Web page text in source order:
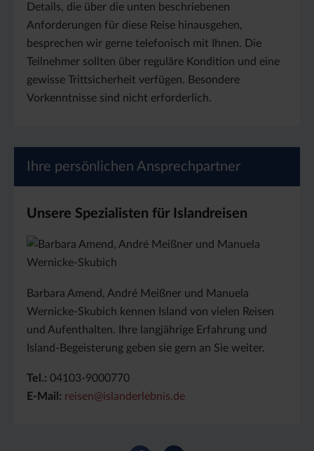
Details, die über die unten beschriebenen
Anforderungen für diese Reise hinausgehen,
besprechen wir gerne telefonisch mit Ihnen. Die
Teilnehmer sollten über reguläre Kondition und eine
gewisse Trittsicherheit verfügen. Besondere
Vorkenntnisse sind nicht erforderlich.
Ihre persönlichen Ansprechpartner
Unsere Spezialisten für Islandreisen
Barbara Amend, André Meißner und Manuela
Wernicke-Skubich kennen Island von vielen Reisen
und Aufenthalten. Ihre langjährige Erfahrung und
Island-Begeisterung geben sie gern an Sie weiter.
Tel.: 04103-9000770
E-Mail: reisen@islanderlebnis.de